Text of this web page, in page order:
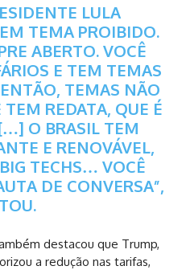
LULA
TEMA PROIBIDO.
ABERTO. VOCÊ
E TEM TEMAS
TEMAS NÃO
REDATA, QUE É
O BRASIL TEM
E RENOVÁVEL,
TECHS… VOCÊ
DE CONVERSA”,
destacou que Trump,
a redução nas tarifas,